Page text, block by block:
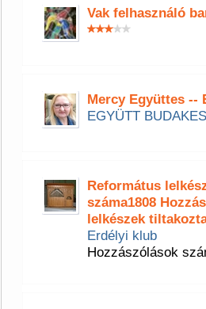
Vak felhasználó
Mercy Együttes --
EGYÜTT
Református
száma1808
lelkészek
Erdélyi klub
Hozzászólások